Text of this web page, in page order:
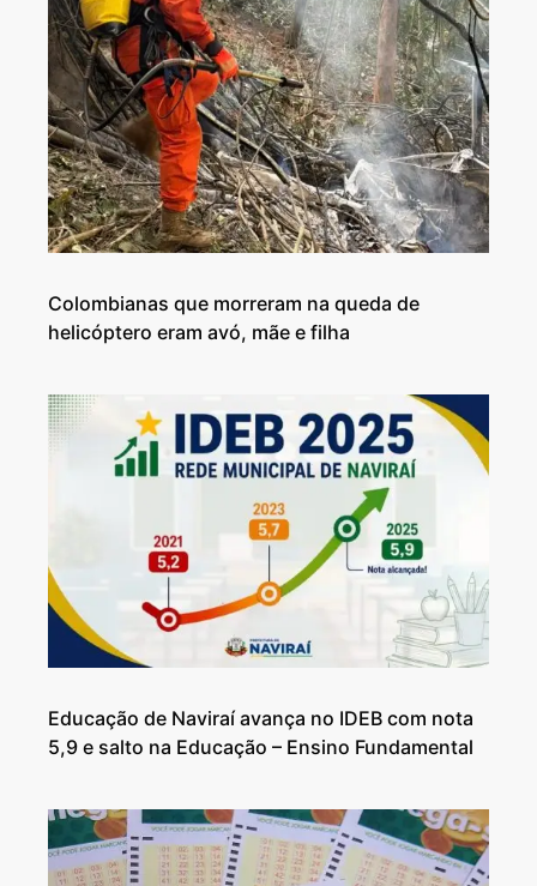
Colombianas que morreram na queda de
helicóptero eram avó, mãe e filha
Educação de Naviraí avança no IDEB com nota
5,9 e salto na Educação – Ensino Fundamental